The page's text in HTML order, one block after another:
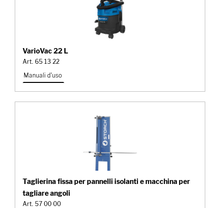
VarioVac 22 L
Art. 65 13 22
Manuali d'uso
Taglierina fissa per pannelli isolanti e macchina per
tagliare angoli
Art. 57 00 00